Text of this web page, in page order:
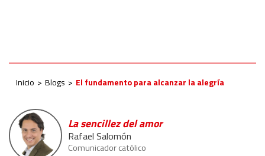
Inicio Blogs El fundamento para alcanzar la alegría
La sencillez del amor
Rafael Salomón
Comunicador católico